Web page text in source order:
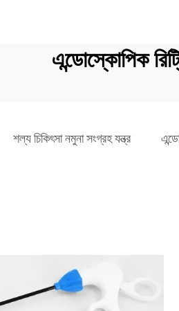
এন্ডোস্কোপিক
শল্য চিকিৎসা নমুনা সংগ্রহ যন্ত্র